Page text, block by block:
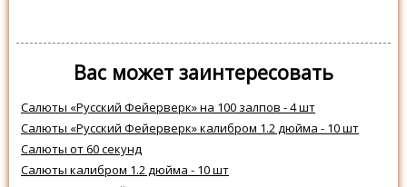
Вас может заинтересовать
Салюты «Русский Фейерверк» на 100 залпов - 4 шт
Салюты «Русский Фейерверк» калибром 1.2 дюйма - 10 шт
Салюты от 60 секунд
Салюты калибром 1.2 дюйма - 10 шт